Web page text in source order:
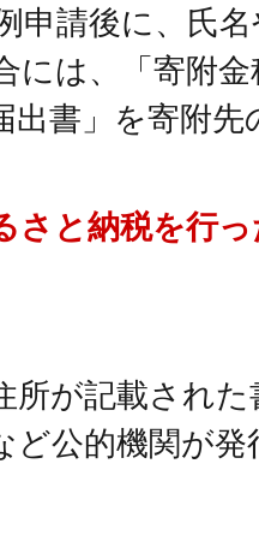
申請後に、氏
には、「寄附
出書」を寄附
さと納税を行
所が記載され
ど公的機関が